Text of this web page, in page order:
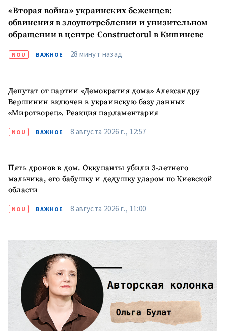
«Вторая война» украинских беженцев:
обвинения в злоупотреблении и унизительном
обращении в центре Constructorul в Кишиневе
NOU ВАЖНОЕ 28 минут назад
Депутат от партии «Демократия дома» Александру
Вершинин включен в украинскую базу данных
«Миротворец». Реакция парламентария
NOU ВАЖНОЕ 8 августа 2026 г., 12:57
Пять дронов в дом. Оккупанты убили 3-летнего
мальчика, его бабушку и дедушку ударом по Киевской
области
NOU ВАЖНОЕ 8 августа 2026 г., 11:00